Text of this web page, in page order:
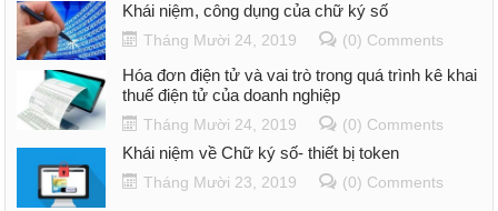
Khái niệm, công dụng của chữ ký số
Tháng Mười 24, 2019 (0) Comments
Hóa đơn điện tử và vai trò trong quá trình kê khai
thuế điện tử của doanh nghiệp
Tháng Mười 24, 2019 (0) Comments
Khái niệm về Chữ ký số- thiết bị token
Tháng Mười 23, 2019 (0) Comments